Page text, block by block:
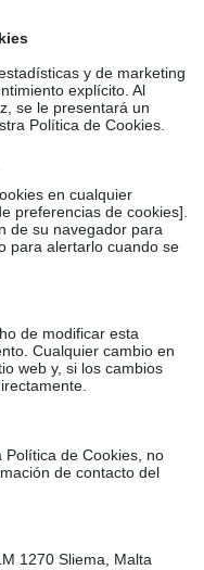
y de marketing
explícito. Al
se le presentará un
Política de Cookies.
en cualquier
preferencias de cookies].
de su navegador para
para alertarlo cuando se
de modificar esta
Cualquier cambio en
web y, si los cambios
de Cookies, no
de contacto del
1270 Sliema, Malta